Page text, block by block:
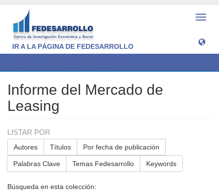
IR A LA PÁGINA DE FEDESARROLLO
Informe del Mercado de
Leasing
LISTAR POR
Autores Títulos Por fecha de publicación
Palabras Clave Temas Fedesarrollo Keywords
Búsqueda en esta colección: